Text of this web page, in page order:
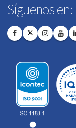
Síguenos en: